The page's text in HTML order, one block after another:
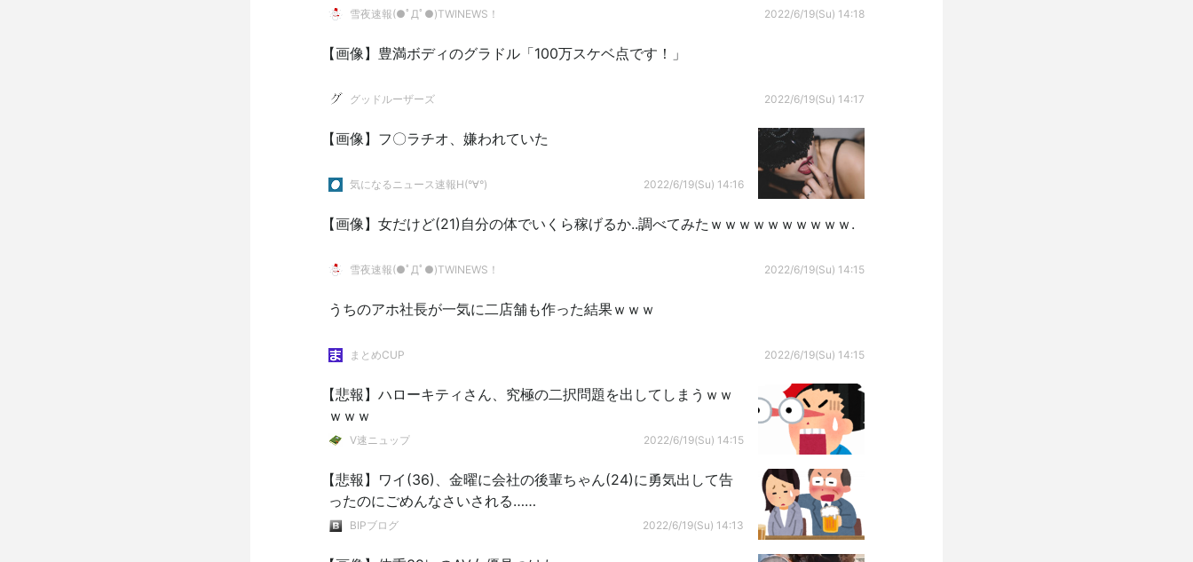
雪夜速報(●ﾟДﾟ●)TWINEWS！ 2022/6/19(Su) 14:18
【画像】豊満ボディのグラドル「100万スケベ点です！」
グッドルーザーズ 2022/6/19(Su) 14:17
【画像】フ〇ラチオ、嫌われていた
気になるニュース速報H(°∀°) 2022/6/19(Su) 14:16
【画像】女だけど(21)自分の体でいくら稼げるか..調べてみたｗｗｗｗｗｗｗｗｗｗ.
雪夜速報(●ﾟДﾟ●)TWINEWS！ 2022/6/19(Su) 14:15
うちのアホ社長が一気に二店舗も作った結果ｗｗｗ
まとめCUP 2022/6/19(Su) 14:15
【悲報】ハローキティさん、究極の二択問題を出してしまうｗｗ
ｗｗｗ
V速ニュップ 2022/6/19(Su) 14:15
【悲報】ワイ(36)、金曜に会社の後輩ちゃん(24)に勇気出して告
ったのにごめんなさいされる……
BIPブログ 2022/6/19(Su) 14:13